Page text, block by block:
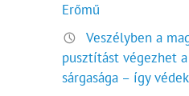
Erőmű
Veszélyben a
pusztítást végezhet
sárgasága – így